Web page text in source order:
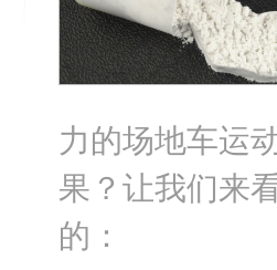
力的场地车运
果？让我们来
的：